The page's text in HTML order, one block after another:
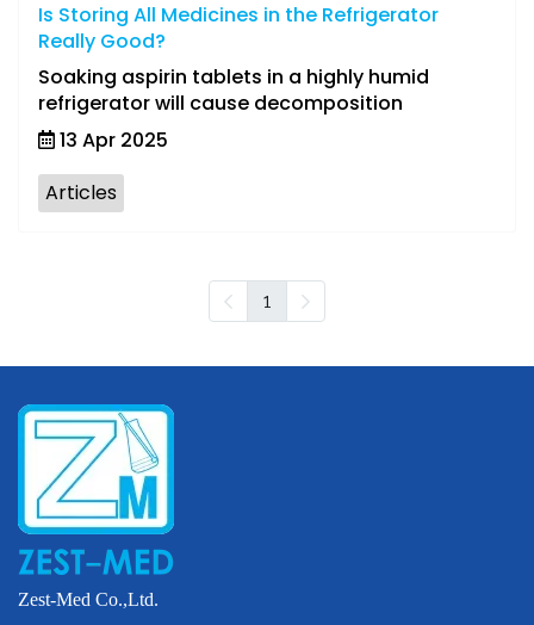
Is Storing All Medicines in the Refrigerator
Really Good?
Soaking aspirin tablets in a highly humid
refrigerator will cause decomposition
13 Apr 2025
Articles
1
Zest-Med Co.,Ltd.